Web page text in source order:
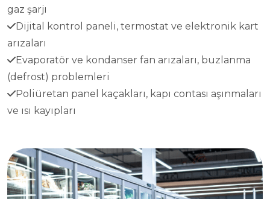
gaz şarjı
Dijital kontrol paneli, termostat ve elektronik kart
arızaları
Evaporatör ve kondanser fan arızaları, buzlanma
(defrost) problemleri
Poliüretan panel kaçakları, kapı contası aşınmaları
ve ısı kayıpları